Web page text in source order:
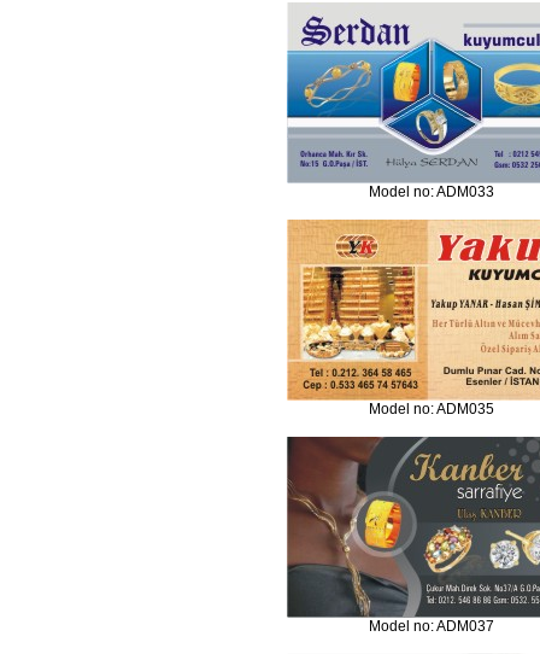
Model no: ADM033
Model no: ADM035
Model no: ADM037